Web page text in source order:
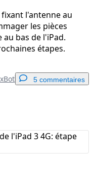
l'antenne au
les pièces
bas de l'iPad.
étapes.
5 commentaires